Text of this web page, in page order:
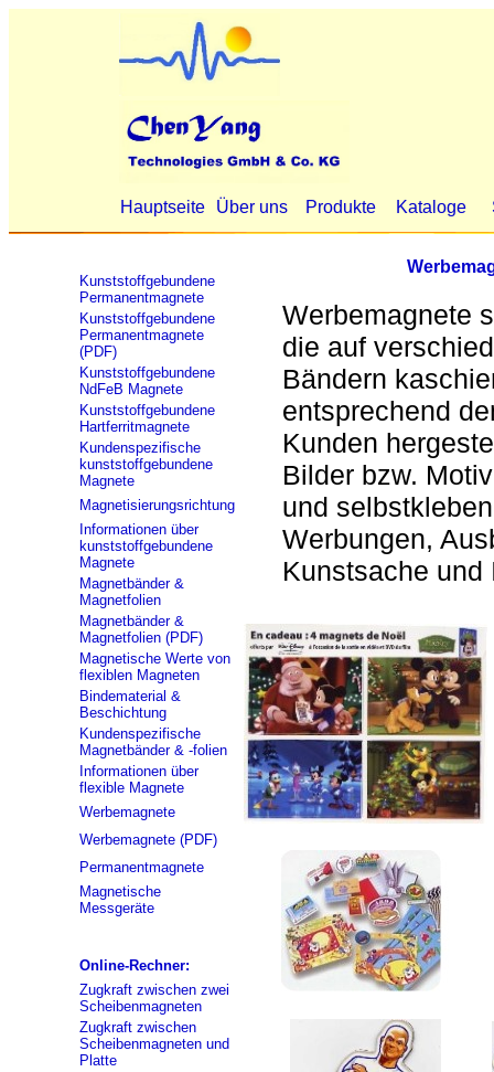
Hauptseite Über uns Produkte Kataloge
Kunststoffgebundene
Permanentmagnete
Kunststoffgebundene
Permanentmagnete
(PDF)
Kunststoffgebundene
NdFeB Magnete
Kunststoffgebundene
Hartferritmagnete
Kundenspezifische
kunststoffgebundene
Magnete
Magnetisierungsrichtung
Informationen über
kunststoffgebundene
Magnete
Magnetbänder &
Magnetfolien
Magnetbänder &
Magnetfolien (PDF)
Magnetische Werte von
flexiblen Magneten
Bindematerial &
Beschichtung
Kundenspezifische
Magnetbänder & -folien
Informationen über
flexible Magnete
Werbemagnete
Werbemagnete (PDF)
Permanentmagnete
Magnetische
Messgeräte
Online-Rechner:
Zugkraft zwischen zwei
Scheibenmagneten
Zugkraft zwischen
Scheibenmagneten und
Platte
Werbemagnete
die auf
Bändern
entsprechend
Kunden
Bilder bzw.
und
Werbungen,
Kunstsache und